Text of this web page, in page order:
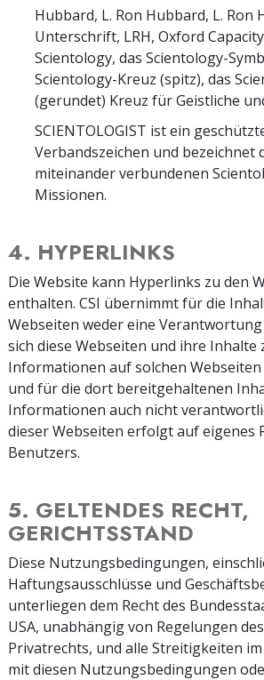
Hubbard, L. Ron Hubbard, L. Ron
Unterschrift, LRH, Oxford
Scientology, das Scientology-
Scientology-Kreuz (spitz), das
(gerundet) Kreuz für Geistliche
SCIENTOLOGIST ist ein
Verbandszeichen und bezeichnet
miteinander verbundenen
Missionen.
4. HYPERLINKS
Die Website kann Hyperlinks zu den
enthalten. CSI übernimmt für die
Webseiten weder eine Verantwortung
sich diese Webseiten und ihre Inhalte
Informationen auf solchen
und für die dort bereitgehaltenen
Informationen auch nicht
dieser Webseiten erfolgt auf eigenes
Benutzers.
5. GELTENDES RECHT,
GERICHTSSTAND
Diese Nutzungsbedingungen,
Haftungsausschlüsse und
unterliegen dem Recht des
USA, unabhängig von Regelungen
Privatrechts, und alle Streitigkeiten
mit diesen Nutzungsbedingungen